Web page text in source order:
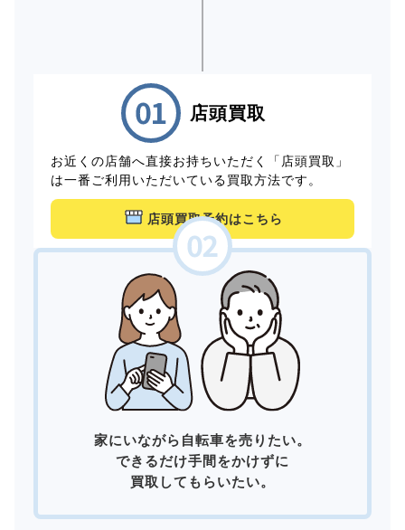
店頭買取
お近くの店舗へ直接お持ちいただく「店頭買取」
は一番ご利用いただいている買取方法です。
店頭買取予約はこちら
家にいながら自転車を売りたい。
できるだけ手間をかけずに
買取してもらいたい。